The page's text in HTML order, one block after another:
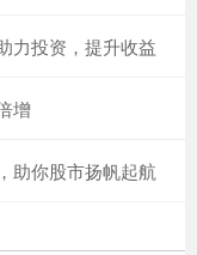
力投资，提升收益
增
助你股市扬帆起航